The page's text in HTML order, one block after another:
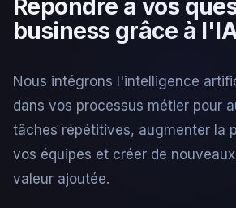
Répondre à vos
business grâce à
Nous intégrons l'intelligence
dans vos processus métier pour
tâches répétitives, augmenter la
vos équipes et créer de
valeur ajoutée.